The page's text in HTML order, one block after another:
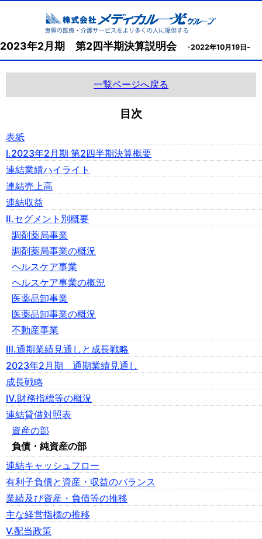
2023年2月期 第2四半期決算説明会 -2022年10月19日-
一覧ページへ戻る
目次
表紙
Ⅰ.2023年2月期 第2四半期決算概要
連結業績ハイライト
連結売上高
連結収益
Ⅱ.セグメント別概要
調剤薬局事業
調剤薬局事業の概況
ヘルスケア事業
ヘルスケア事業の概況
医薬品卸事業
医薬品卸事業の概況
不動産事業
Ⅲ.通期業績見通しと成長戦略
2023年2月期 通期業績見通し
成長戦略
Ⅳ.財務指標等の概況
連結貸借対照表
資産の部
負債・純資産の部
連結キャッシュフロー
有利子負債と資産・収益のバランス
業績及び資産・負債等の推移
主な経営指標の推移
Ⅴ.配当政策